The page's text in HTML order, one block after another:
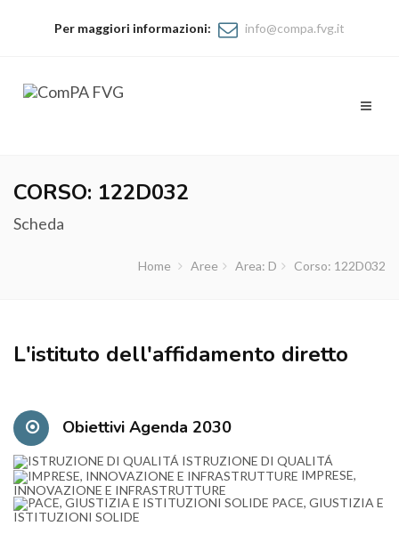
Per maggiori informazioni: info@compa.fvg.it
Toggle
CORSO: 122D032
Scheda
Home Aree Area: D Corso: 122D032
L'istituto dell'affidamento diretto
Obiettivi Agenda 2030
ISTRUZIONE DI QUALITÁ
IMPRESE,
INNOVAZIONE E INFRASTRUTTURE
PACE, GIUSTIZIA E
ISTITUZIONI SOLIDE